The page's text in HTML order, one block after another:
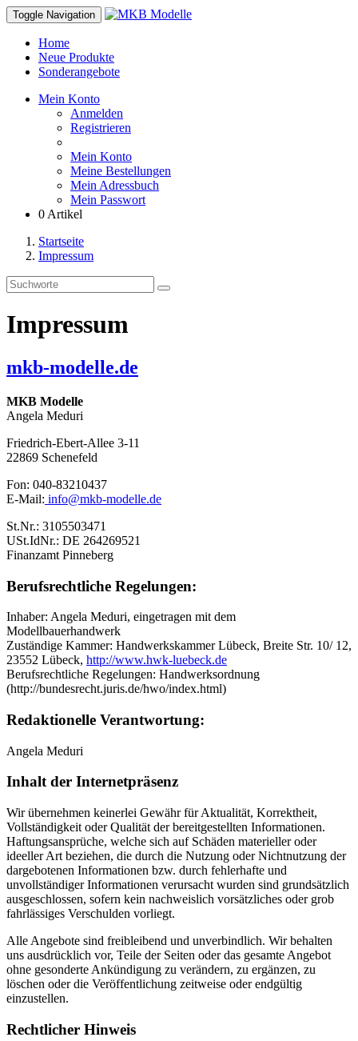
Toggle Navigation
Home
Neue Produkte
Sonderangebote
Mein Konto
Anmelden
Registrieren
Mein Konto
Meine Bestellungen
Mein Adressbuch
Mein Passwort
0 Artikel
Startseite
Impressum
Impressum
mkb-modelle.de
MKB Modelle
Angela Meduri
Friedrich-Ebert-Allee 3-11
22869 Schenefeld
Fon: 040-83210437
E-Mail: info@mkb-modelle.de
St.Nr.: 3105503471
USt.IdNr.: DE 264269521
Finanzamt Pinneberg
Berufsrechtliche Regelungen:
Inhaber: Angela Meduri, eingetragen mit dem
Modellbauerhandwerk
Zuständige Kammer: Handwerkskammer Lübeck, Breite Str. 10/ 12,
23552 Lübeck, http://www.hwk-luebeck.de
Berufsrechtliche Regelungen: Handwerksordnung
(http://bundesrecht.juris.de/hwo/index.html)
Redaktionelle Verantwortung:
Angela Meduri
Inhalt der Internetpräsenz
Wir übernehmen keinerlei Gewähr für Aktualität, Korrektheit,
Vollständigkeit oder Qualität der bereitgestellten Informationen.
Haftungsansprüche, welche sich auf Schäden materieller oder
ideeller Art beziehen, die durch die Nutzung oder Nichtnutzung der
dargebotenen Informationen bzw. durch fehlerhafte und
unvollständiger Informationen verursacht wurden sind grundsätzlich
ausgeschlossen, sofern kein nachweislich vorsätzliches oder grob
fahrlässiges Verschulden vorliegt.
Alle Angebote sind freibleibend und unverbindlich. Wir behalten
uns ausdrücklich vor, Teile der Seiten oder das gesamte Angebot
ohne gesonderte Ankündigung zu verändern, zu ergänzen, zu
löschen oder die Veröffentlichung zeitweise oder endgültig
einzustellen.
Rechtlicher Hinweis